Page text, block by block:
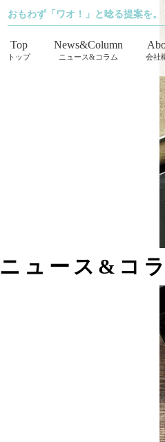
おもわず「ワオ！」と唸る提案を。
Top
トップ
News&Column
ニュース&コラム 会社
ニュース&コ